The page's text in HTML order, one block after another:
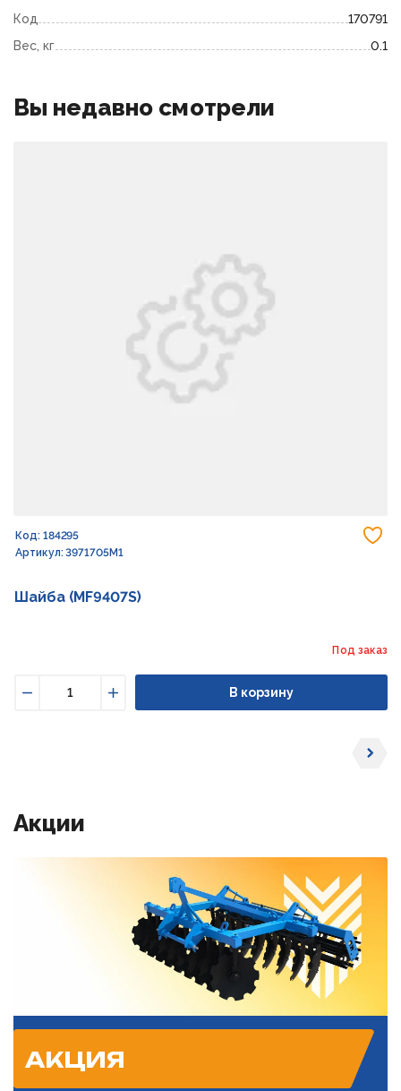
Код
170791
Вес, кг
0.1
Вы недавно смотрели
Код: 184295
Артикул: 3971705M1
Шайба (MF9407S)
Под заказ
Увеличить
В корзину
Акции
АКЦИЯ